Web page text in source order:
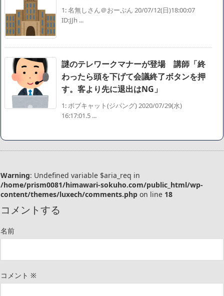
1: 名無しさん＠おーぷん 20/07/12(日)18:00:07
ID:JJh ...
謎のテレワークマナーが登場 講師「終
わったら頭を下げて会議終了ボタンを押
す。客より先に退出はNG」
1: ボブキャット(ジパング) 2020/07/29(水)
16:17:01.5 ...
Warning: Undefined variable $aria_req in
/home/prism0081/himawari-sokuho.com/public_html/wp-
content/themes/luxech/comments.php on line 18
コメントする
名前
コメント ※